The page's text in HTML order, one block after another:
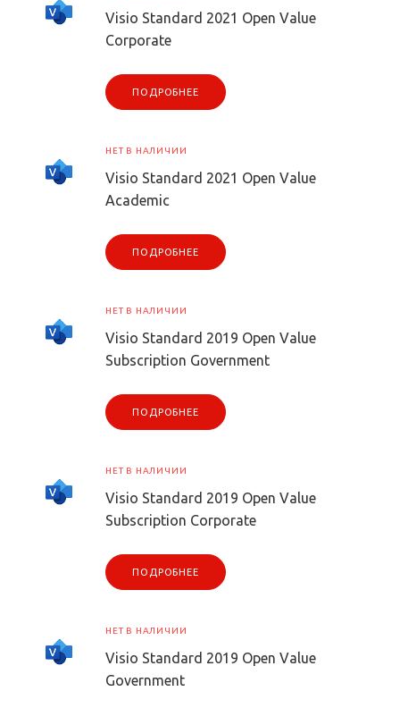
Visio Standard 2021 Open Value
Corporate
ПОДРОБНЕЕ
НЕТ В НАЛИЧИИ
Visio Standard 2021 Open Value
Academic
ПОДРОБНЕЕ
НЕТ В НАЛИЧИИ
Visio Standard 2019 Open Value
Subscription Government
ПОДРОБНЕЕ
НЕТ В НАЛИЧИИ
Visio Standard 2019 Open Value
Subscription Corporate
ПОДРОБНЕЕ
НЕТ В НАЛИЧИИ
Visio Standard 2019 Open Value
Government